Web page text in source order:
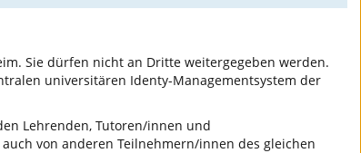
Sie dürfen nicht an Dritte weitergegeben werden.
universitären Identy-Managementsystem der
Lehrenden, Tutoren/innen und
von anderen Teilnehmern/innen des gleichen